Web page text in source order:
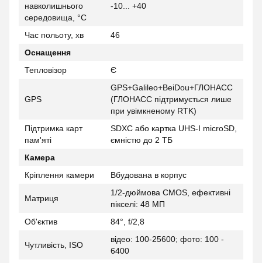
навколишнього
середовища, °C
-10... +40
Час польоту, хв
46
Оснащення
Тепловізор
Є
GPS
GPS+Galileo+BeiDou+ГЛОНАСС
(ГЛОНАСС підтримується лише
при увімкненому RTK)
Підтримка карт
пам'яті
SDXC або картка UHS-I microSD,
ємністю до 2 ТБ
Камера
Кріплення камери
Вбудована в корпус
Матриця
1/2-дюймова CMOS, ефективні
пікселі: 48 МП
Об'єктив
84°, f/2,8
Чутливість, ISO
відео: 100-25600; фото: 100 -
6400